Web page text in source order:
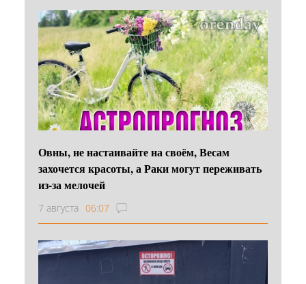
Овны, не настаивайте на своём, Весам
захочется красоты, а Раки могут переживать
из-за мелочей
7 августа 06:07